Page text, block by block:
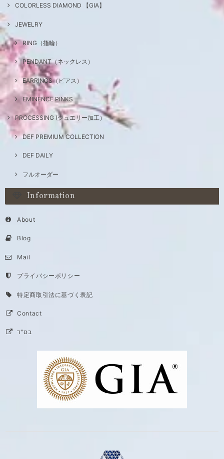
COLORLESS DIAMOND 【GIA】
JEWELRY
RING（指輪）
PENDANT（ネックレス）
EARRINGS（ピアス）
EMINENCE PINKS
PROCESSING (ジュエリー加工）
DEF PREMIUM COLLECTION
DEF DAILY
フルオーダー
Information
About
Blog
Mail
プライバシーポリシー
特定商取引法に基づく表記
Contact
בס"ד